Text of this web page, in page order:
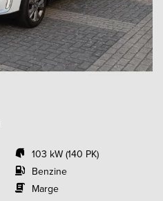
103 kW (140 PK)
Benzine
Marge